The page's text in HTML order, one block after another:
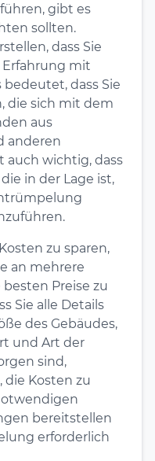
gibt es
sollten.
dass Sie
Erfahrung mit
dass Sie
die sich mit dem
aus
anderen
auch wichtig, dass
in der Lage ist,
zu sparen,
an mehrere
Preise zu
Sie alle Details
des Gebäudes,
und Art der
sind,
die Kosten zu
bereitstellen
erforderlich